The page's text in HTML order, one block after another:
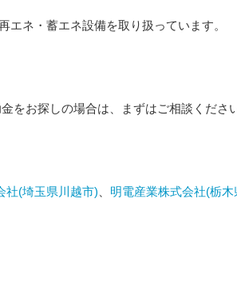
ネ・蓄エネ設備を取り扱っています。
をお探しの場合は、まずはご相談ください
社(埼玉県川越市) 明電産業株式会社(栃木